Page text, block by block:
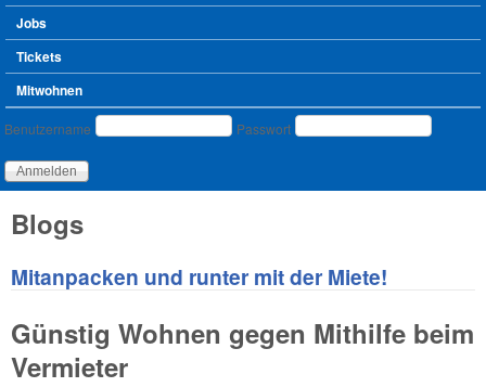
Jobs
Tickets
Mitwohnen
Benutzeranmeldung
Benutzername Passwort
Blogs
Mitanpacken und runter mit der Miete!
Günstig Wohnen gegen Mithilfe beim
Vermieter